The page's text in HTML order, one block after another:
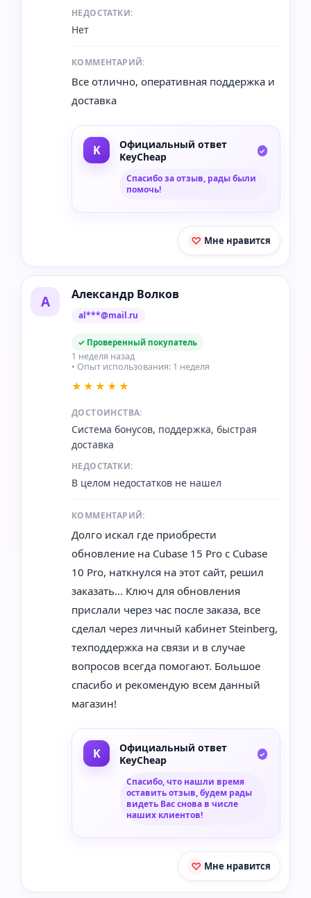
НЕДОСТАТКИ:
Нет
КОММЕНТАРИЙ:
Все отлично, оперативная поддержка и
доставка
Официальный ответ
KeyCheap
Спасибо за отзыв, рады были
помочь!
Мне нравится
А Александр Волков
al***@mail.ru
✓ Проверенный покупатель
1 неделя назад
• Опыт использования: 1 неделя
★★★★★
ДОСТОИНСТВА:
Система бонусов, поддержка, быстрая
доставка
НЕДОСТАТКИ:
В целом недостатков не нашел
КОММЕНТАРИЙ:
Долго искал где приобрести
обновление на Cubase 15 Pro с Cubase
10 Pro, наткнулся на этот сайт, решил
заказать... Ключ для обновления
прислали через час после заказа, все
сделал через личный кабинет Steinberg,
техподдержка на связи и в случае
вопросов всегда помогают. Большое
спасибо и рекомендую всем данный
магазин!
Официальный ответ
KeyCheap
Спасибо, что нашли время
оставить отзыв, будем рады
видеть Вас снова в числе
наших клиентов!
Мне нравится